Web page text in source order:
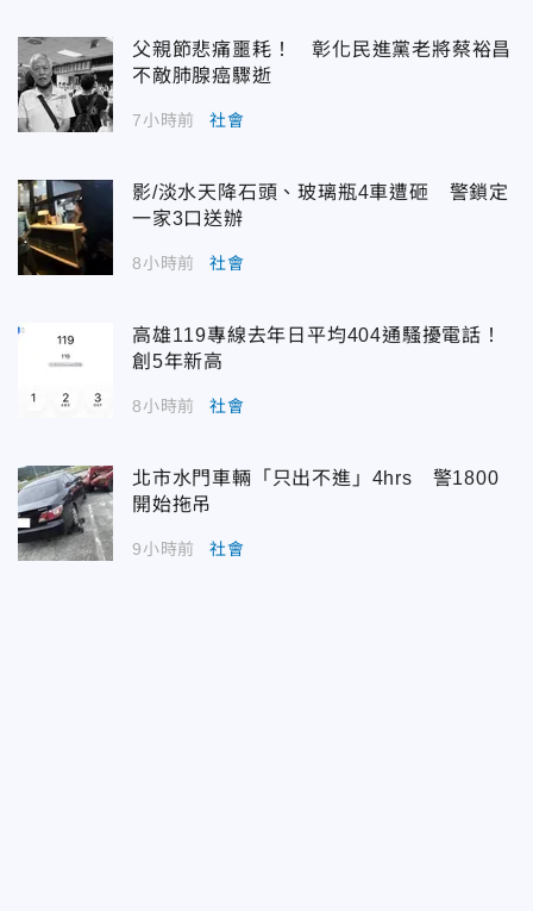
父親節悲痛噩耗！ 彰化民進黨老將蔡裕昌
不敵肺腺癌驟逝
7小時前 社會
影/淡水天降石頭、玻璃瓶4車遭砸 警鎖定
一家3口送辦
8小時前 社會
高雄119專線去年日平均404通騷擾電話！
創5年新高
8小時前 社會
北市水門車輛「只出不進」4hrs 警1800
開始拖吊
9小時前 社會